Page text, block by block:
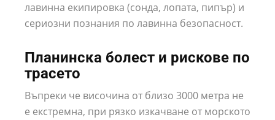
лавинна екипировка (сонда, лопата, пипър) и
сериозни познания по лавинна безопасност.
Планинска болест и рискове по
трасето
Въпреки че височина от близо 3000 метра не
е екстремна, при рязко изкачване от морското